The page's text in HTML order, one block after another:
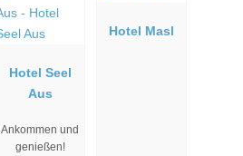
Hotel Seel
Aus
Ankommen und
genießen!
Hotel Masl